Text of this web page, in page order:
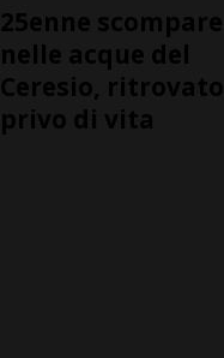
25enne scompare
nelle acque del
Ceresio, ritrovato
privo di vita